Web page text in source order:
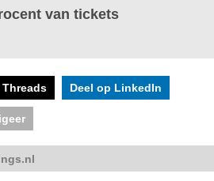
van tickets
Threads Deel op LinkedIn